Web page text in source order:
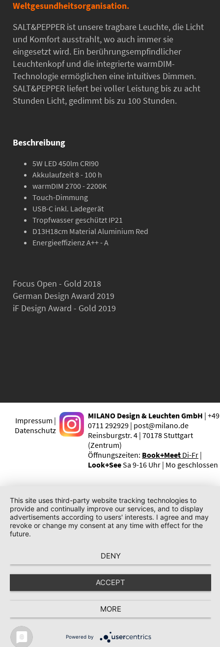
Weltgesundheitsorganisation.
SALT&PEPPER ist unsere tragbare Leuchte, die Licht
und Komfort ausstrahlt, wo auch immer sie
eingesetzt wird. Ein berührungsempfindlicher
Leuchtenkopf und die integrierte warmDIM-
Technologie ermöglichen eine intuitives Dimmen.
SALT&PEPPER liefert bei voller Leistung bis zu acht
Stunden Licht, gedimmt bis zu 100 Stunden.
Beschreibung
5W LED 450lm CRI90
Akkulaufzeit 8 - 100 h
warmDIM 2700 - 2200K
Touch-Dimmung
USB-C inkl. Ladegerät
Tropfwasser geschützt IP21
D13H18cm Material Aluminium Red
Energieeffizienz A++ - A
Focus Open - Gold 2018
German Design Award 2019
iF Design Award - Gold 2019
Impressum |
Datenschutz
MILANO Design & Leuchten GmbH | +49
0711 292929 | post@milano.de
Reinsburgstr. 4 | 70178 Stuttgart
(Zentrum)
Öffnungszeiten: Book+Meet Di-Fr |
Look+SeeSa 9-16 Uhr | Mo geschlossen
This site uses third-party website tracking technologies to
provide and continually improve our services, and to display
advertisements according to users' interests. I agree and may
revoke or change my consent at any time with effect for the
future.
DENY
ACCEPT
MORE
Powered by